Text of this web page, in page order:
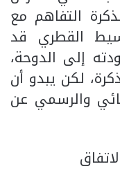
التفاهم مع
القطري قد
إلى الدوحة،
لكن يبدو أن
والرسمي عن